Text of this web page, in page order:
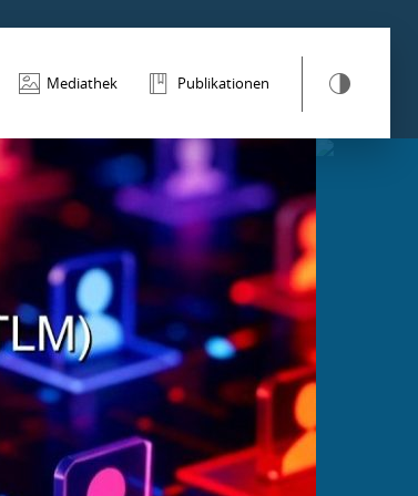
Mediathek Publikationen